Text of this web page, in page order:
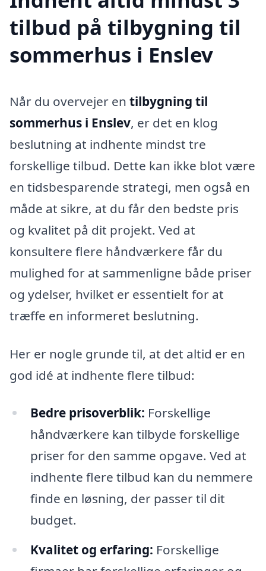
tilbud på tilbygning til
sommerhus i Enslev
Når du overvejer en tilbygning til
sommerhus i Enslev, er det en klog
beslutning at indhente mindst tre
forskellige tilbud. Dette kan ikke blot være
en tidsbesparende strategi, men også en
måde at sikre, at du får den bedste pris
og kvalitet på dit projekt. Ved at
konsultere flere håndværkere får du
mulighed for at sammenligne både priser
og ydelser, hvilket er essentielt for at
træffe en informeret beslutning.
Her er nogle grunde til, at det altid er en
god idé at indhente flere tilbud:
Bedre prisoverblik: Forskellige
håndværkere kan tilbyde forskellige
priser for den samme opgave. Ved at
indhente flere tilbud kan du nemmere
finde en løsning, der passer til dit
budget.
Kvalitet og erfaring: Forskellige